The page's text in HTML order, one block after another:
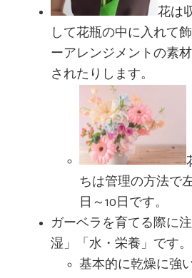
花は
して花瓶の中に入れて
ーアレンジメントの素
されたりします。
ちは管理の方法で
日～10日です。
ガーベラを育てる際に
湿」「水・栄養」です。
基本的に乾燥に強